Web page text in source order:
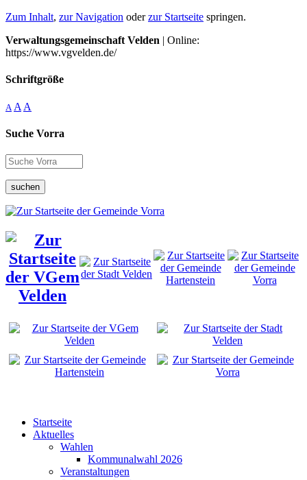
Zum Inhalt, zur Navigation oderzur Startseite springen.
Verwaltungsgemeinschaft Velden | Online:
https://www.vgvelden.de/
Schriftgröße
A A A
Suche Vorra
suchen
Startseite
Aktuelles
Wahlen
Kommunalwahl 2026
Veranstaltungen